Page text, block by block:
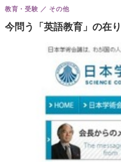
今問う「英語教育」の在
教育・受験 その他